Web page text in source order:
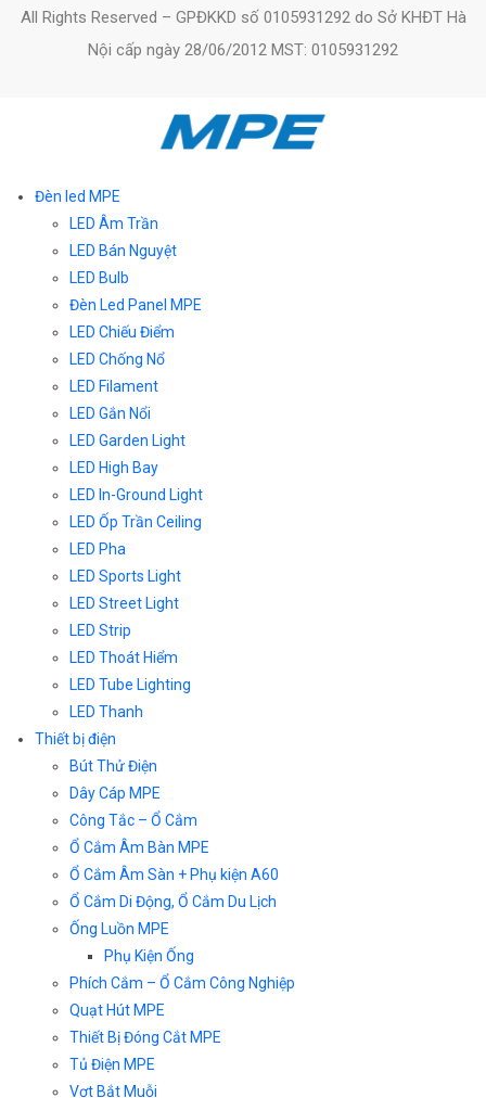
All Rights Reserved – GPĐKKD số 0105931292 do Sở KHĐT Hà
Nội cấp ngày 28/06/2012 MST: 0105931292
Đèn led MPE
LED Âm Trần
LED Bán Nguyệt
LED Bulb
Đèn Led Panel MPE
LED Chiếu Điểm
LED Chống Nổ
LED Filament
LED Gắn Nổi
LED Garden Light
LED High Bay
LED In-Ground Light
LED Ốp Trần Ceiling
LED Pha
LED Sports Light
LED Street Light
LED Strip
LED Thoát Hiểm
LED Tube Lighting
LED Thanh
Thiết bị điện
Bút Thử Điện
Dây Cáp MPE
Công Tắc – Ổ Cắm
Ổ Cắm Âm Bàn MPE
Ổ Cắm Âm Sàn + Phụ kiện A60
Ổ Cắm Di Động, Ổ Cắm Du Lịch
Ống Luồn MPE
Phụ Kiện Ống
Phích Cắm – Ổ Cắm Công Nghiệp
Quạt Hút MPE
Thiết Bị Đóng Cắt MPE
Tủ Điện MPE
Vợt Bắt Muỗi